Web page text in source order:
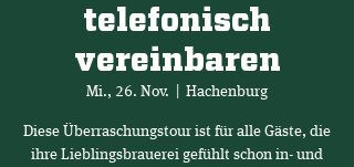
telefonisch
vereinbaren
Mi., 26. Nov. Hachenburg
Diese Überraschungstour ist für alle Gäste, die
ihre Lieblingsbrauerei gefühlt schon in- und